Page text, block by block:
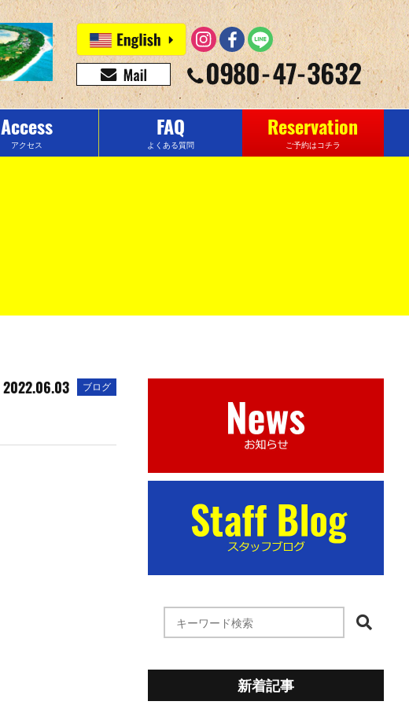
Access
アクセス
FAQ
よくある質問
Reservation
ご予約はコチラ
2022.06.03 ブログ
新着記事